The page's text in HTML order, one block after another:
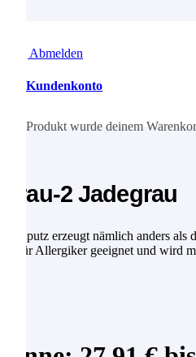
| Abmelden
Kundenkonto
Produkt wurde deinem
2 Jadegrau
erzeugt nämlich anders
für Allergiker geeignet und wird